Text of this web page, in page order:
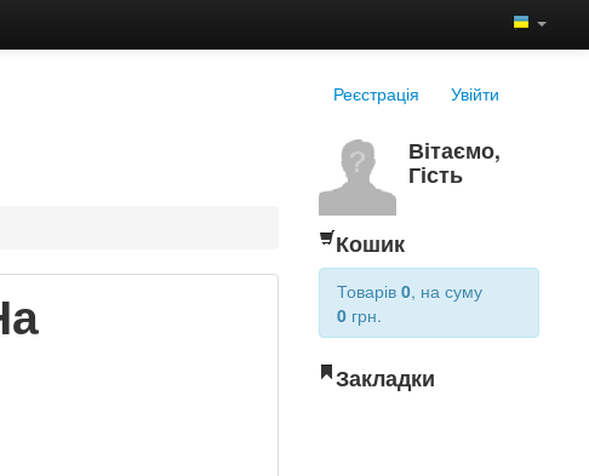
Реєстрація Увійти
Вітаємо,
Гість
Кошик
Товарів0, на суму
0 грн.
Закладки